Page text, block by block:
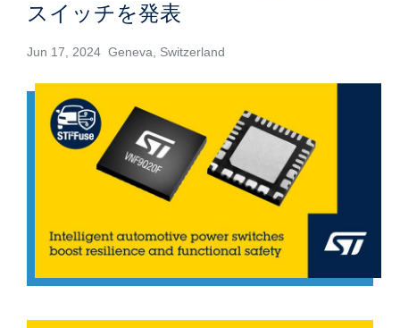
スイッチを発表
Jun 17, 2024 Geneva, Switzerland